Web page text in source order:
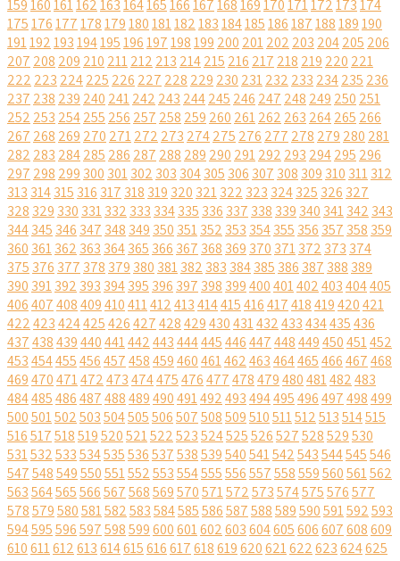
159160161162163164165166167168169170171172173174
175176177178179180181182183184185186187188189190
191192193194195196197198199 200 201202 203 204205 206
207 208 209 210 211212 213 214215 216 217 218 219 220 221
222 223 224225 226 227 228 229 230 231232 233 234235 236
237 238 239 240 241242 243 244245 246 247 248 249 250 251
252 253 254255 256 257 258 259 260 261262 263 264265 266
267 268 269 270 271272 273 274275 276 277 278 279 280 281
282 283 284285 286 287 288 289 290 291292 293 294295 296
297 298 299 300 301302 303 304305 306 307 308 309 310 311312
313 314315 316 317 318 319 320 321322 323 324325 326 327
328 329 330 331332 333 334335 336 337 338 339 340 341342 343
344345 346 347 348 349 350 351352 353 354355 356 357 358 359
360 361362 363 364365 366 367 368 369 370 371372 373 374
375 376 377 378 379 380 381382 383 384385 386 387 388 389
390 391392 393 394395 396 397 398 399400401402403404405
406407408409410411412413414415416417418419420421
422423424425426427428429430431432433434435436
437438439440441442443444445446447448449450451452
453454455456457458459460461462463464465466467468
469470471472473474475476477478479480481482483
484485486487488489490491492493494495496497498499
500501502503504505506507508509510511512513514515
516517518519520521522523524525526527528529530
531532533534535536537538539540541542543544545546
547548549550551552553554555556557558559560561562
563564565566567568569570571572573574575576577
578579580581582583584585586587588589590591592593
594595596597598599600601602603604605606607608609
610611612613614615616617618619620621622623624625